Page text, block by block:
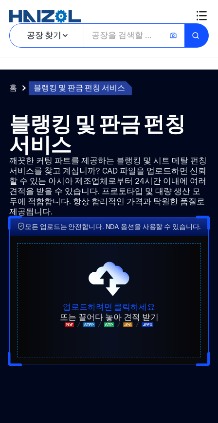
공장 찾기
홈 블랭킹 및 판금 펀칭 서비스
블랭킹 및 판금 펀칭
서비스
깨끗한 커팅 파트를 제공하는 블랭킹 및 시트 메탈 펀칭
서비스를 찾고 계십니까? CAD 파일을 업로드하면 신뢰
할 수 있는 아시아 제조업체로부터 24시간 이내에 여러
견적을 받을 수 있습니다. 프로토타입 및 대량 생산 모
두에 적합합니다. 항상 합리적인 가격과 탁월한 품질로
제공됩니다.
모든 업로드는 안전합니다. NDA 옵션을 사용할 수 있습니다.
업로드하려면 클릭하세요
또는 끌어다 놓아 견적 받기